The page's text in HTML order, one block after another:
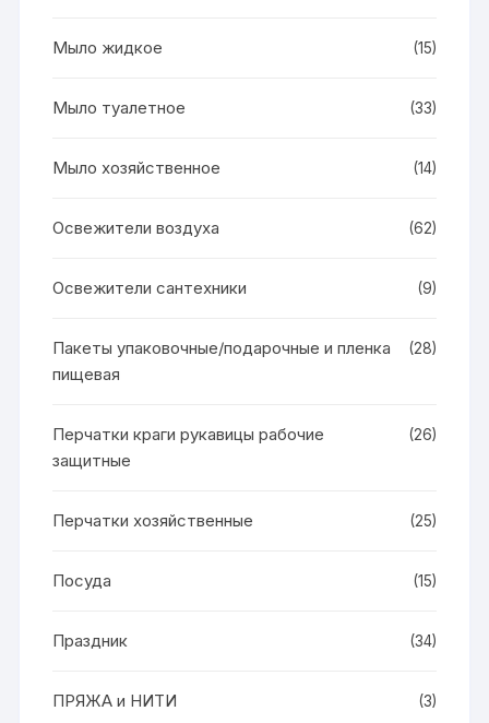
Мыло жидкое (15)
Мыло туалетное (33)
Мыло хозяйственное (14)
Освежители воздуха (62)
Освежители сантехники (9)
Пакеты упаковочные/подарочные и пленка
пищевая
(28)
Перчатки краги рукавицы рабочие
защитные
(26)
Перчатки хозяйственные (25)
Посуда (15)
Праздник (34)
ПРЯЖА и НИТИ (3)